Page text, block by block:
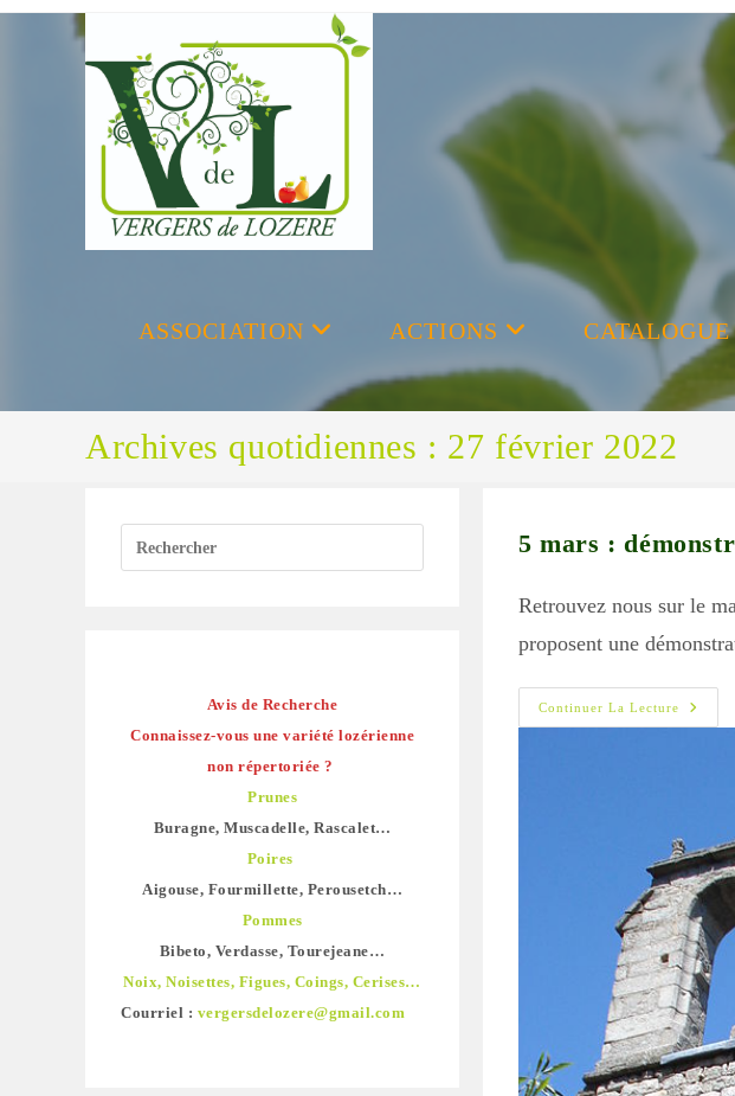
Skip
ASSOCIATION ACTIONS
Archives quotidiennes : 27 février 2022
5 mars :
Retrouvez nous sur le
proposent une
Continuer La Lecture
Mars
Marché
De
Avis de Recherche
Connaissez-vous une variété lozérienne
non répertoriée ?
Prunes
Buragne, Muscadelle, Rascalet…
Poires
Aigouse, Fourmillette, Perousetch…
Pommes
Bibeto, Verdasse, Tourejeane…
Noix, Noisettes, Figues, Coings, Cerises…
Courriel : vergersdelozere@gmail.com